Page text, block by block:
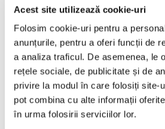
Acest site utilizează cookie-uri
Folosim cookie-uri pentru a
anunțurile, pentru a oferi funcții de
a analiza traficul. De asemenea, le
rețele sociale, de publicitate și de
privire la modul în care folosiți site-
pot combina cu alte informații
în urma folosirii serviciilor lor.
Martie 2025
Februarie 2025
Ianuarie 2025
Decembrie 2024
Noiembrie 2024
Octombrie 2024